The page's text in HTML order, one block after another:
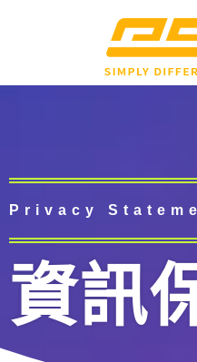
Privacy
資訊